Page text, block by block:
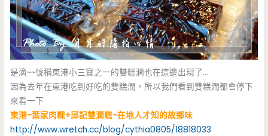
是滴~~號稱東港小三寶之一的雙糕潤也在這邊出現了…
因為去年在東港吃到好吃的雙糕潤，所以我們看到雙糕潤都會停下
來看一下
東港-葉家肉粿+邱記雙潤糕-在地人才知的故鄉味
http://www.wretch.cc/blog/cythia0805/18818033